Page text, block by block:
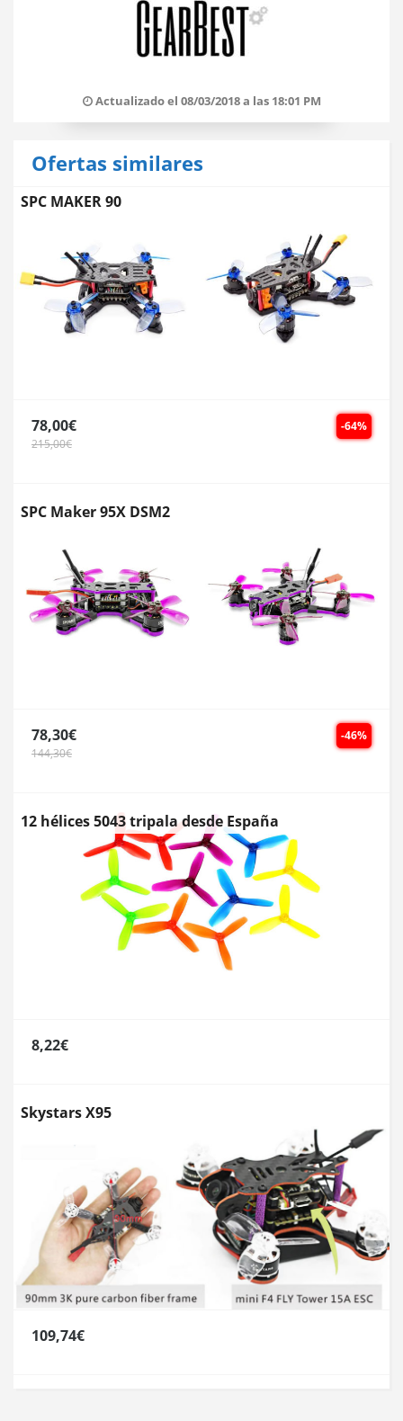
Actualizado el 08/03/2018 a las 18:01 PM
Ofertas similares
SPC MAKER 90
-64%
78,00€
215,00€
SPC Maker 95X DSM2
-46%
78,30€
144,30€
12 hélices 5043 tripala desde España
8,22€
Skystars X95
109,74€